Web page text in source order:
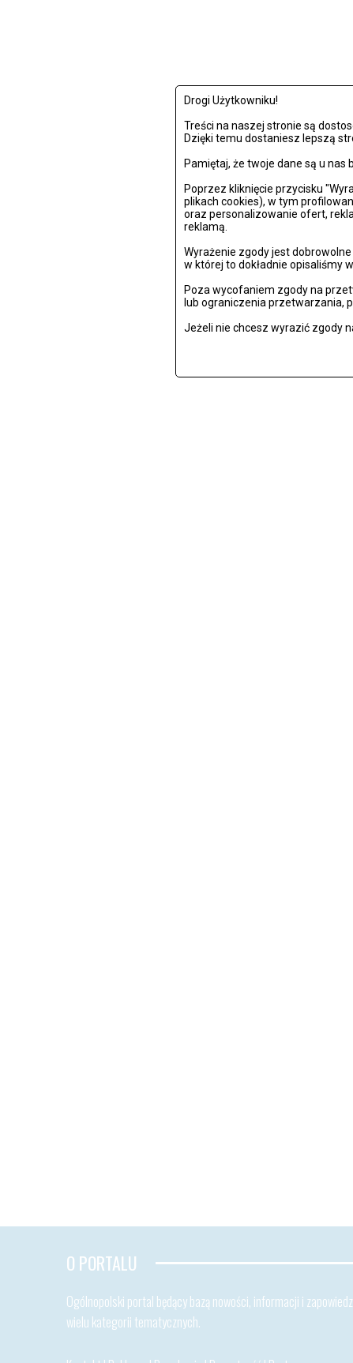
Drogi Użytkowniku!
Treści na naszej stronie są
Dzięki temu dostaniesz lepszą
Pamiętaj, że twoje dane są u
Poprzez kliknięcie przycisku
plikach cookies), w tym
oraz personalizowanie ofert,
reklamą.
Wyrażenie zgody jest
w której to dokładnie opisaliśmy
Poza wycofaniem zgody na
lub ograniczenia przetwarzania,
Jeżeli nie chcesz wyrazić zgody
O PORTALU
Ogólnopolski portal będący bazą nowości, informacji i
wielu kategorii tematycznych.